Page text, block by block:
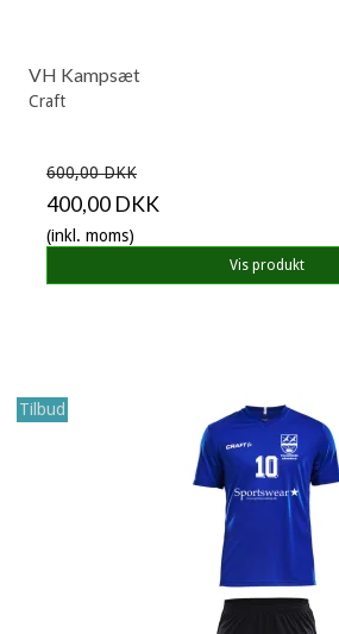
VH Kampsæt
Craft
600,00 DKK
400,00 DKK
(inkl. moms)
Vis produkt
Tilbud